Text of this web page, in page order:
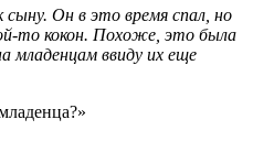
Он в это время спал, но
то кокон. Похоже, это была
младенцам ввиду их еще